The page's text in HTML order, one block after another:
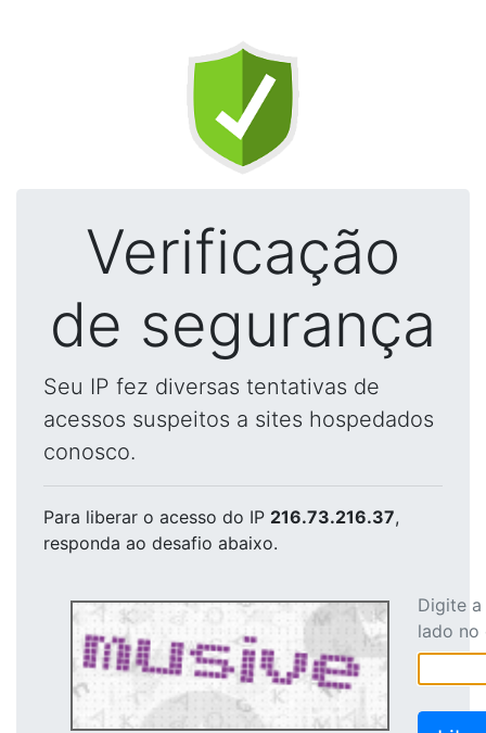
Verificação
de segurança
Seu IP fez diversas tentativas de
acessos suspeitos a sites hospedados
conosco.
Para liberar o acesso do IP 216.73.216.37,
responda ao desafio abaixo.
Digite
lado no